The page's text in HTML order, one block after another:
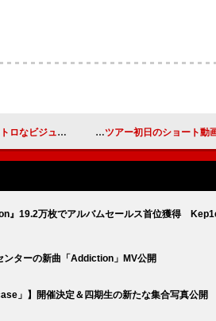
アライザー解禁 flumpool、10年ぶりZeppツアー初日
』19.2万枚でアルバムセールス首位獲得
ンターの新曲「Addiction」MV公開
」】開催決定＆四期生の新たな集合写真公開